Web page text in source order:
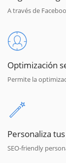
A través de
Optimización
Permite la
Personaliza
SEO-friendly